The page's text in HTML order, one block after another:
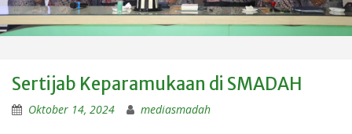
Sertijab Keparamukaan di SMADAH
Oktober 14, 2024 mediasmadah